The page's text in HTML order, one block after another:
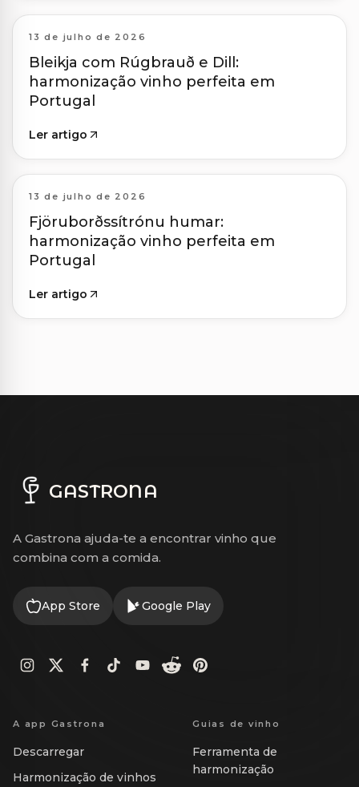
13 de julho de 2026
Bleikja com Rúgbrauð e Dill:
harmonização vinho perfeita em
Portugal
Ler artigo
13 de julho de 2026
Fjöruborðssítrónu humar:
harmonização vinho perfeita em
Portugal
Ler artigo
GASTRONA
A Gastrona ajuda-te a encontrar vinho que
combina com a comida.
App Store Google Play
A app Gastrona
Descarregar
Harmonização de vinhos
Guias de vinho
Ferramenta de
harmonização